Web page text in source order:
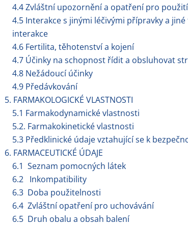
4.4 Zvláštní upozornění a opatření pro použití
4.5 Interakce s jinými léčivými přípravky a
interakce
4.6 Fertilita, těhotenství a kojení
4.7 Účinky na schopnost řídit a obsluhovat
4.8 Nežádoucí účinky
4.9 Předávkování
5. FARMAKOLOGICKÉ VLASTNOSTI
5.1 Farmakodynamické vlastnosti
5.2. Farmakokinetické vlastnosti
5.3 Předklinické údaje vztahující se k
6. FARMACEUTICKÉ ÚDAJE
6.1 Seznam pomocných látek
6.2 Inkompatibility
6.3 Doba použitelnosti
6.4 Zvláštní opatření pro uchovávání
6.5 Druh obalu a obsah balení